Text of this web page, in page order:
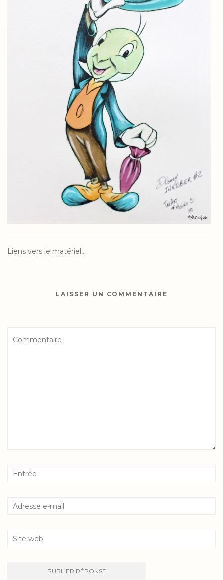
Liens vers le matériel…
LAISSER UN COMMENTAIRE